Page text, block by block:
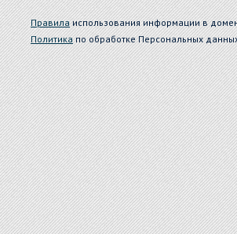
Правилаиспользования информации в
Политикапо обработке Персональных